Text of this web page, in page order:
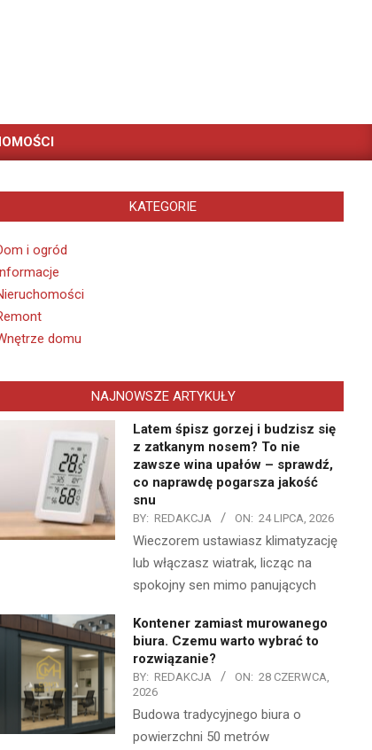
KATEGORIE
i ogród
domu
NAJNOWSZE ARTYKUŁY
Latem śpisz gorzej i budzisz się
z zatkanym nosem? To nie
zawsze wina upałów – sprawdź,
co naprawdę pogarsza jakość
snu
BY: REDAKCJA ON: 24 LIPCA, 2026
Wieczorem ustawiasz klimatyzację
lub włączasz wiatrak, licząc na
spokojny sen mimo panujących
Kontener zamiast murowanego
biura. Czemu warto wybrać to
rozwiązanie?
BY: REDAKCJA ON: 28 CZERWCA,
2026
Budowa tradycyjnego biura o
powierzchni 50 metrów